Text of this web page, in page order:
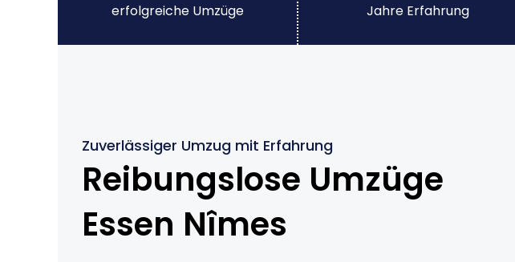
erfolgreiche Umzüge Jahre Erfahrung
Zuverlässiger Umzug mit Erfahrung
Reibungslose Umzüge
Essen Nîmes